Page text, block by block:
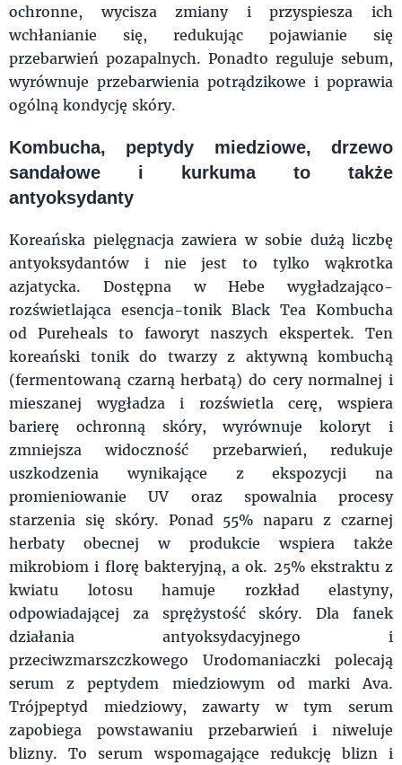
ochronne, wycisza zmiany i przyspiesza ich
wchłanianie się, redukując pojawianie się
przebarwień pozapalnych. Ponadto reguluje sebum,
wyrównuje przebarwienia potrądzikowe i poprawia
ogólną kondycję skóry.
Kombucha, peptydy miedziowe, drzewo
sandałowe i kurkuma to także
antyoksydanty
Koreańska pielęgnacja zawiera w sobie dużą liczbę
antyoksydantów i nie jest to tylko wąkrotka
azjatycka. Dostępna w Hebe wygładzająco-
rozświetlająca esencja-tonik Black Tea Kombucha
od Pureheals to faworyt naszych ekspertek. Ten
koreański tonik do twarzy z aktywną kombuchą
(fermentowaną czarną herbatą) do cery normalnej i
mieszanej wygładza i rozświetla cerę, wspiera
barierę ochronną skóry, wyrównuje koloryt i
zmniejsza widoczność przebarwień, redukuje
uszkodzenia wynikające z ekspozycji na
promieniowanie UV oraz spowalnia procesy
starzenia się skóry. Ponad 55% naparu z czarnej
herbaty obecnej w produkcie wspiera także
mikrobiom i florę bakteryjną, a ok. 25% ekstraktu z
kwiatu lotosu hamuje rozkład elastyny,
odpowiadającej za sprężystość skóry. Dla fanek
działania antyoksydacyjnego i
przeciwzmarszczkowego Urodomaniaczki polecają
serum z peptydem miedziowym od marki Ava.
Trójpeptyd miedziowy, zawarty w tym serum
zapobiega powstawaniu przebarwień i niweluje
blizny. To serum wspomagające redukcję blizn i